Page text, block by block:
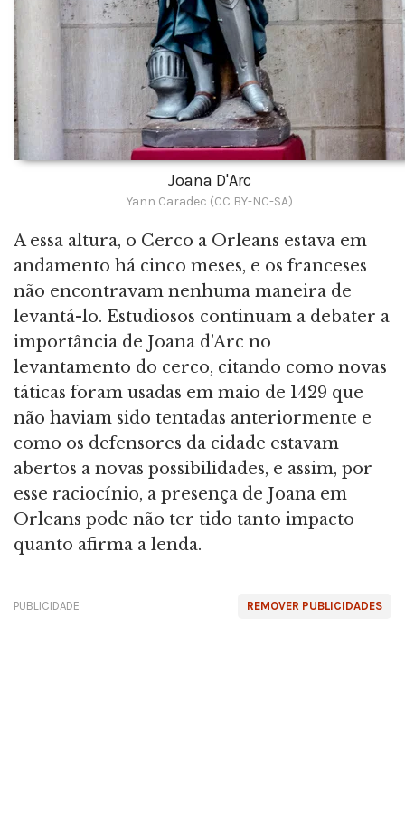
Joana D'Arc
Yann Caradec (CC BY-NC-SA)
A essa altura, o Cerco a Orleans estava em
andamento há cinco meses, e os franceses
não encontravam nenhuma maneira de
levantá-lo. Estudiosos continuam a debater a
importância de Joana d’Arc no
levantamento do cerco, citando como novas
táticas foram usadas em maio de 1429 que
não haviam sido tentadas anteriormente e
como os defensores da cidade estavam
abertos a novas possibilidades, e assim, por
esse raciocínio, a presença de Joana em
Orleans pode não ter tido tanto impacto
quanto afirma a lenda.
REMOVER PUBLICIDADES
PUBLICIDADE